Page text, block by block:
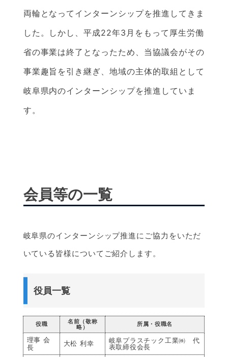
両輪となってインターンシップを推進してきま
した。しかし、平成22年3月をもって厚生労働
省の事業は終了となったため、当協議会がその
事業趣旨を引き継ぎ、地域の主体的取組として
岐阜県内のインターンシップを推進していま
す。
会員等の一覧
岐阜県のインターンシップ推進にご協力をいただ
いている皆様についてご紹介します。
役員一覧
役職 名前（敬称
略） 所属・役職名
理事 会
長
大松 利幸
岐阜プラスチック工業㈱ 代
表取締役会長